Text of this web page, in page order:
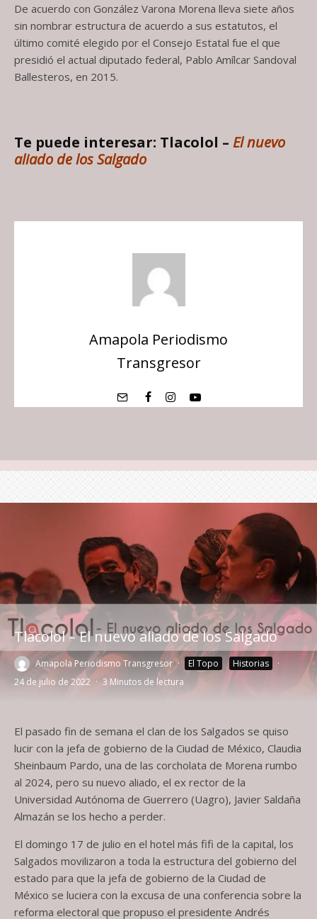
De acuerdo con González Varona Morena lleva siete años
sin nombrar estructura de acuerdo a sus estatutos, el
último comité elegido por el Consejo Estatal fue el que
presidió el actual diputado federal, Pablo Amílcar Sandoval
Ballesteros, en 2015.
Te puede interesar: Tlacolol – El nuevo
aliado de los Salgado
Amapola Periodismo
Transgresor
Tlacolol – El nuevo aliado de los Salgado
Amapola Periodismo Transgresor · El Topo Historias
·
24 de julio de 2022 · 3 Minutos de lectura
El pasado fin de semana el clan de los Salgados se quiso
lucir con la jefa de gobierno de la Ciudad de México, Claudia
Sheinbaum Pardo, una de las corcholata de Morena rumbo
al 2024, pero su nuevo aliado, el ex rector de la
Universidad Autónoma de Guerrero (Uagro), Javier Saldaña
Almazán se los hecho a perder.
El domingo 17 de julio en el hotel más fifi de la capital, los
Salgados movilizaron a toda la estructura del gobierno del
estado para que la jefa de gobierno de la Ciudad de
México se luciera con la excusa de una conferencia sobre la
reforma electoral que propuso el presidente Andrés